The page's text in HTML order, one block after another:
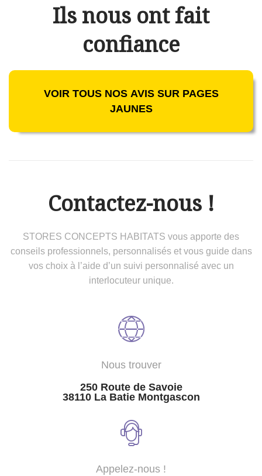
Ils nous ont fait
confiance
VOIR TOUS NOS AVIS SUR PAGES
JAUNES
Contactez-nous !
STORES CONCEPTS HABITATS vous apporte des
conseils professionnels, personnalisés et vous guide dans
vos choix à l’aide d’un suivi personnalisé avec un
interlocuteur unique.
Nous trouver
250 Route de Savoie
38110 La Batie Montgascon
Appelez-nous !